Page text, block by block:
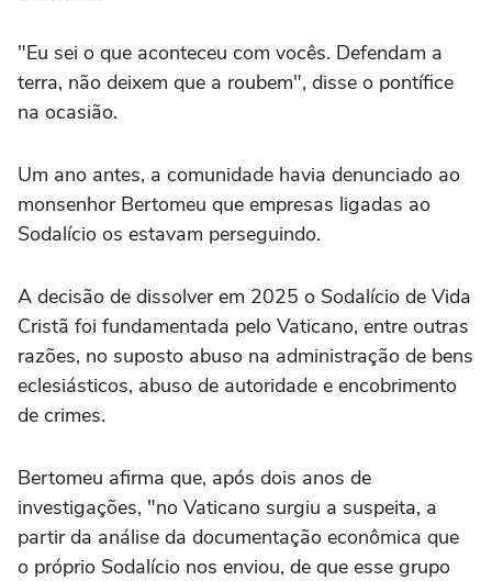
"Eu sei o que aconteceu com vocês. Defendam a
terra, não deixem que a roubem", disse o pontífice
na ocasião.
Um ano antes, a comunidade havia denunciado ao
monsenhor Bertomeu que empresas ligadas ao
Sodalício os estavam perseguindo.
A decisão de dissolver em 2025 o Sodalício de Vida
Cristã foi fundamentada pelo Vaticano, entre outras
razões, no suposto abuso na administração de bens
eclesiásticos, abuso de autoridade e encobrimento
de crimes.
Bertomeu afirma que, após dois anos de
investigações, "no Vaticano surgiu a suspeita, a
partir da análise da documentação econômica que
o próprio Sodalício nos enviou, de que esse grupo